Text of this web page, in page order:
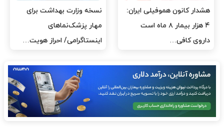
مدیران پرستاری باید حامی
پرستاران باشند، نه عامل فشار
مدیریت سلامت، میدان
آزمون و خطا نیست